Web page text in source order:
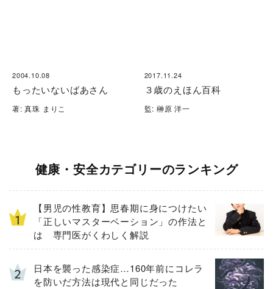
2004.10.08
もったいないばあさん
著: 真珠 まりこ
2017.11.24
３歳のえほん百科
監: 榊原 洋一
健康・安全カテゴリーのランキング
【男児の性教育】思春期に身につけたい
「正しいマスターベーション」の作法と
は 専門医がくわしく解説
日本を襲った感染症…160年前にコレラ
を防いだ方法は現代と同じだった